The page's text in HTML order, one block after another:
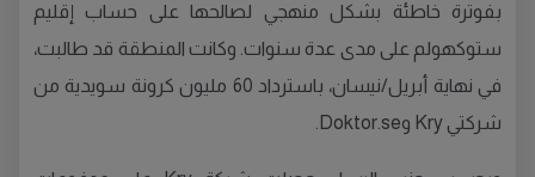
بفوترة خاطئة بشكل منهجي لصالحها على حساب إقليم
ستوكهولم على مدى عدة سنوات. وكانت المنطقة قد طالبت،
في نهاية أبريل/نيسان، باسترداد 60 مليون كرونة سويدية من
شركتي Kry وDoktor.se.